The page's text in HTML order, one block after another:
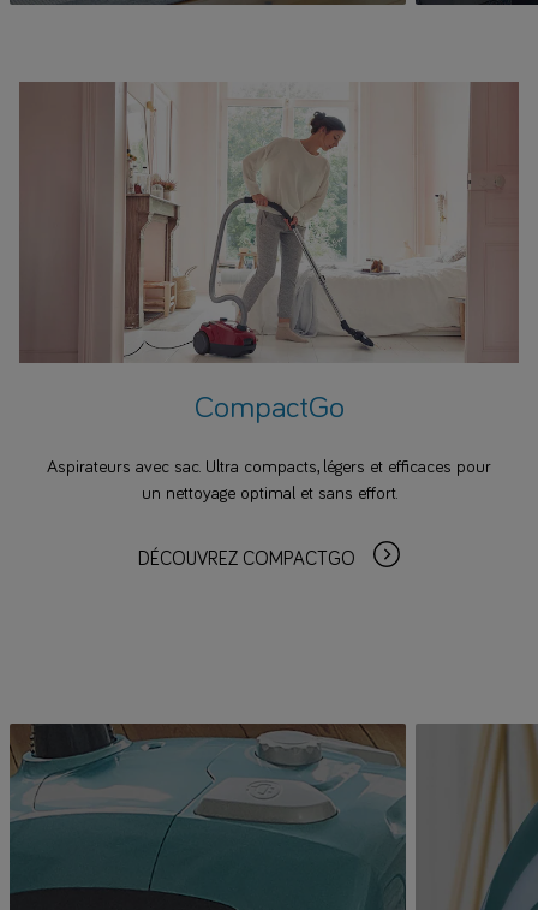
CompactGo
Aspirateurs avec sac. Ultra compacts, légers et efficaces pour
un nettoyage optimal et sans effort.
DÉCOUVREZ COMPACTGO